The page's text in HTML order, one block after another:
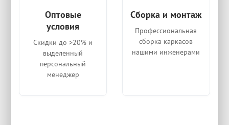
Оптовые
условия
Скидки до >20% и
выделенный
персональный
менеджер
Сборка и монтаж
Профессиональная
сборка каркасов
нашими инженерами